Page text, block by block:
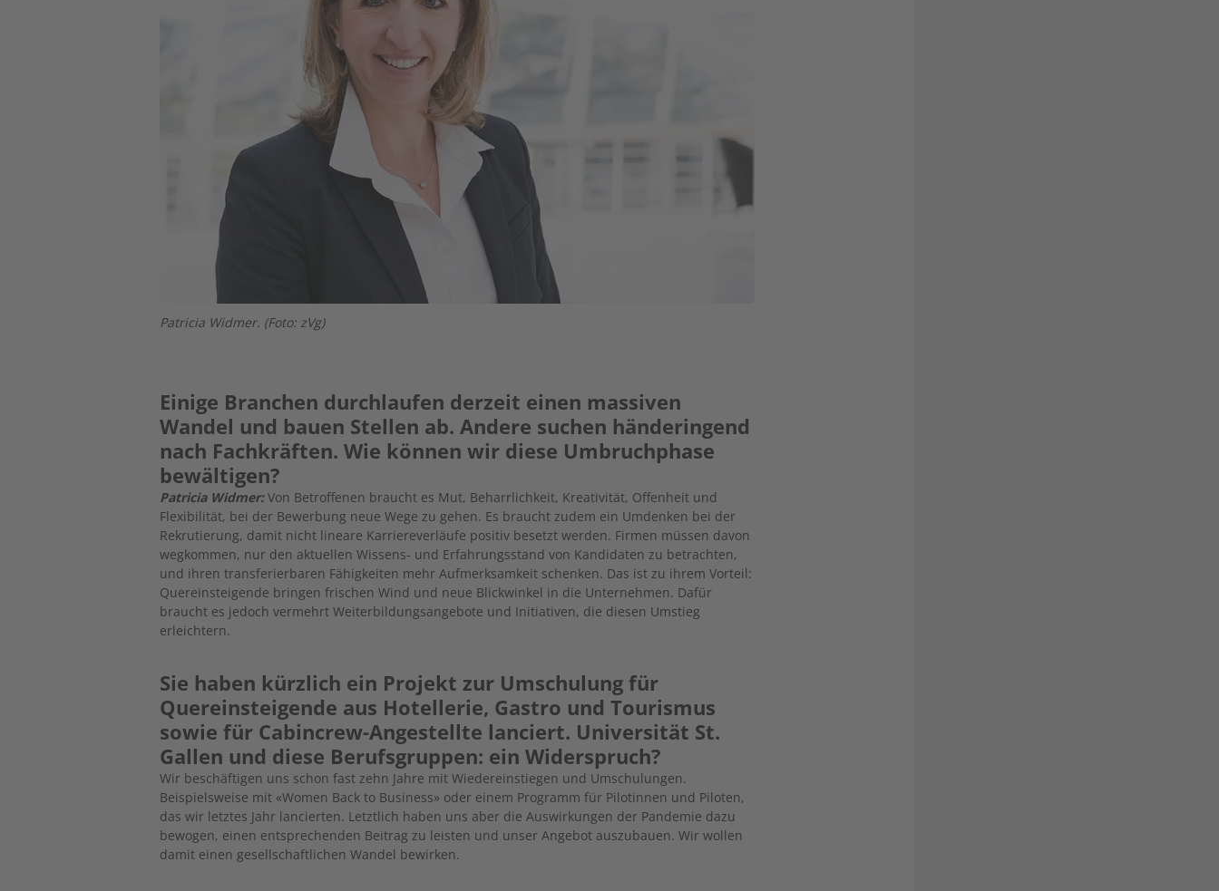
Patricia Widmer. (Foto: zVg)
Einige Branchen durchlaufen derzeit einen massiven
Wandel und bauen Stellen ab. Andere suchen händeringend
nach Fachkräften. Wie können wir diese Umbruchphase
bewältigen?
Patricia Widmer:Von Betroffenen braucht es Mut, Beharrlichkeit, Kreativität, Offenheit und
Flexibilität, bei der Bewerbung neue Wege zu gehen. Es braucht zudem ein Umdenken bei der
Rekrutierung, damit nicht lineare Karriereverläufe positiv besetzt werden. Firmen müssen davon
wegkommen, nur den aktuellen Wissens- und Erfahrungsstand von Kandidaten zu betrachten,
und ihren transferierbaren Fähigkeiten mehr Aufmerksamkeit schenken. Das ist zu ihrem Vorteil:
Quereinsteigende bringen frischen Wind und neue Blickwinkel in die Unternehmen. Dafür
braucht es jedoch vermehrt Weiterbildungsangebote und Initiativen, die diesen Umstieg
erleichtern.
Sie haben kürzlich ein Projekt zur Umschulung für
Quereinsteigende aus Hotellerie, Gastro und Tourismus
sowie für Cabincrew-Angestellte lanciert. Universität St.
Gallen und diese Berufsgruppen: ein Widerspruch?
Wir beschäftigen uns schon fast zehn Jahre mit Wiedereinstiegen und Umschulungen.
Beispielsweise mit «Women Back to Business» oder einem Programm für Pilotinnen und Piloten,
das wir letztes Jahr lancierten. Letztlich haben uns aber die Auswirkungen der Pandemie dazu
bewogen, einen entsprechenden Beitrag zu leisten und unser Angebot auszubauen. Wir wollen
damit einen gesellschaftlichen Wandel bewirken.